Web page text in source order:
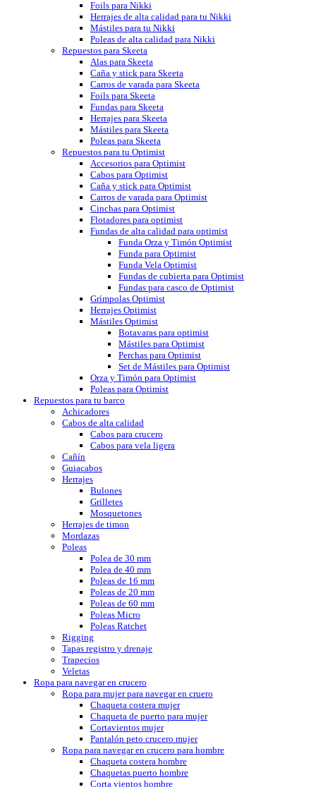
Foils para Nikki
Herrajes de alta calidad para tu Nikki
Mástiles para tu Nikki
Poleas de alta calidad para Nikki
Repuestos para Skeeta
Alas para Skeeta
Caña y stick para Skeeta
Carros de varada para Skeeta
Foils para Skeeta
Fundas para Skeeta
Herrajes para Skeeta
Mástiles para Skeeta
Poleas para Skeeta
Repuestos para tu Optimist
Accesorios para Optimist
Cabos para Optimist
Caña y stick para Optimist
Carros de varada para Optimist
Cinchas para Optimist
Flotadores para optimist
Fundas de alta calidad para optimist
Funda Orza y Timón Optimist
Funda para Optimist
Funda Vela Optimist
Fundas de cubierta para Optimist
Fundas para casco de Optimist
Grímpolas Optimist
Herrajes Optimist
Mástiles Optimist
Botavaras para optimist
Mástiles para Optimist
Perchas para Optimist
Set de Mástiles para Optimist
Orza y Timón para Optimist
Poleas para Optimist
Repuestos para tu barco
Achicadores
Cabos de alta calidad
Cabos para crucero
Cabos para vela ligera
Cañín
Guiacabos
Herrajes
Bulones
Grilletes
Mosquetones
Herrajes de timon
Mordazas
Poleas
Polea de 30 mm
Polea de 40 mm
Poleas de 16 mm
Poleas de 20 mm
Poleas de 60 mm
Poleas Micro
Poleas Ratchet
Rigging
Tapas registro y drenaje
Trapecios
Veletas
Ropa para navegar en crucero
Ropa para mujer para navegar en cruero
Chaqueta costera mujer
Chaqueta de puerto para mujer
Cortavientos mujer
Pantalón peto crucero mujer
Ropa para navegar en crucero para hombre
Chaqueta costera hombre
Chaquetas puerto hombre
Corta vientos hombre